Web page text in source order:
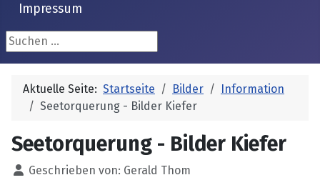
Impressum
Suchen ...
Aktuelle Seite: Startseite Bilder
Information
Seetorquerung - Bilder Kiefer
Seetorquerung - Bilder Kiefer
Details
Geschrieben von: Gerald Thom